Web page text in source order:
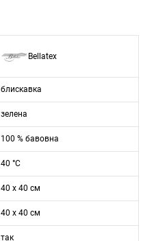
Bellatex
блискавка
зелена
100 % бавовна
40 °C
40 x 40 см
40 x 40 см
так